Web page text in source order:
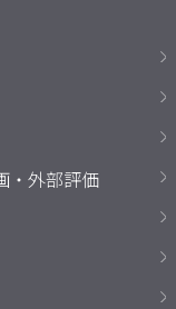
・外部評価